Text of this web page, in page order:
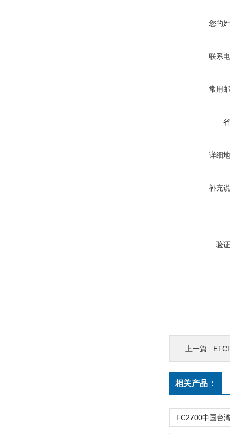
您的
联系
常用
详细
补充
验
上一篇 :
相关产品：